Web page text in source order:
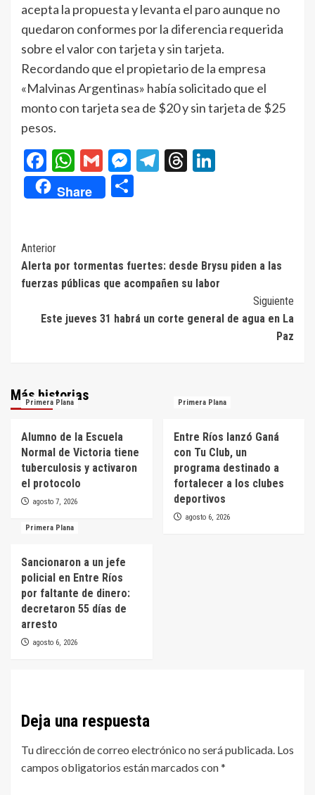
acepta la propuesta y levanta el paro aunque no
quedaron conformes por la diferencia requerida
sobre el valor con tarjeta y sin tarjeta.
Recordando que el propietario de la empresa
«Malvinas Argentinas» había solicitado que el
monto con tarjeta sea de $20 y sin tarjeta de $25
pesos.
Facebook
WhatsApp
GmailMessenger
Telegram
Threads
Share
Navegación
de
entradas
Anterior
Alerta por tormentas fuertes: desde Brysu piden a las
fuerzas públicas que acompañen su labor
Siguiente
Este jueves 31 habrá un corte general de agua en La
Paz
Más historias
Primera Plana
Alumno de la Escuela
Normal de Victoria tiene
tuberculosis y activaron
el protocolo
agosto 7, 2026
Primera Plana
Entre Ríos lanzó Ganá
con Tu Club, un
programa destinado a
fortalecer a los clubes
deportivos
agosto 6, 2026
Primera Plana
Sancionaron a un jefe
policial en Entre Ríos
por faltante de dinero:
decretaron 55 días de
arresto
agosto 6, 2026
Deja una respuesta
Tu dirección de correo electrónico no será publicada. Los
campos obligatorios están marcados con*